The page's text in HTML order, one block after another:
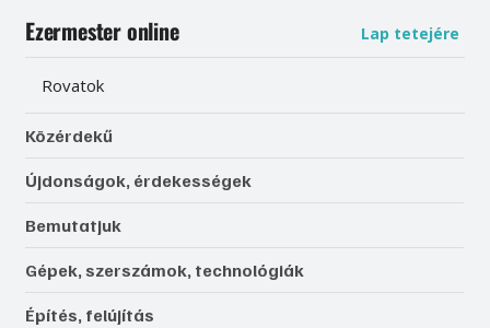
Ezermester online Lap tetejére
Rovatok
Közérdekű
Újdonságok, érdekességek
Bemutatjuk
Gépek, szerszámok, technológiák
Építés, felújítás